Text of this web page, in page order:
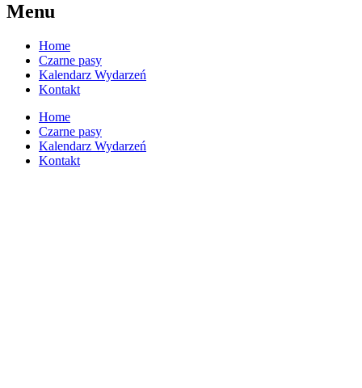
Menu
Home
Czarne pasy
Kalendarz Wydarzeń
Kontakt
Home
Czarne pasy
Kalendarz Wydarzeń
Kontakt